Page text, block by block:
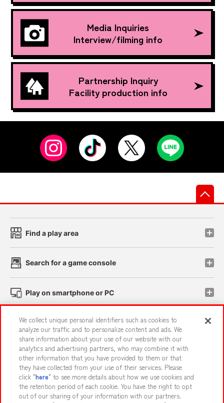
Media Inquiries
Interview/filming info
Partnership Inquiry
Facility production info
Find a play area
Search for a game console
Play on smartphone or PC
Events and Campaigns
Affiliate Sustainability site policy privacy policy
Web accessibility policy and verification results
We collect unique personal identifiers such as cookies to
analyze our traffic and to personalize content and ads. We
share information about your use of our website with our
analytics and advertising partners, who may combine it with
other information that you have provided to them or that
they have collected from your use of their services. Please
click "here" to see more details about how we use cookies and
the retention period of each cookie. You have the right to opt
out of our sharing of your information with our partners.